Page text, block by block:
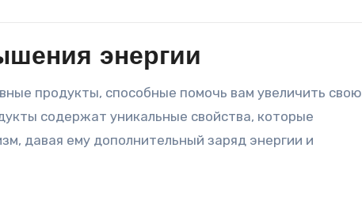
энергии
продукты, способные помочь вам увеличить свою
содержат уникальные свойства, которые
давая ему дополнительный заряд энергии и